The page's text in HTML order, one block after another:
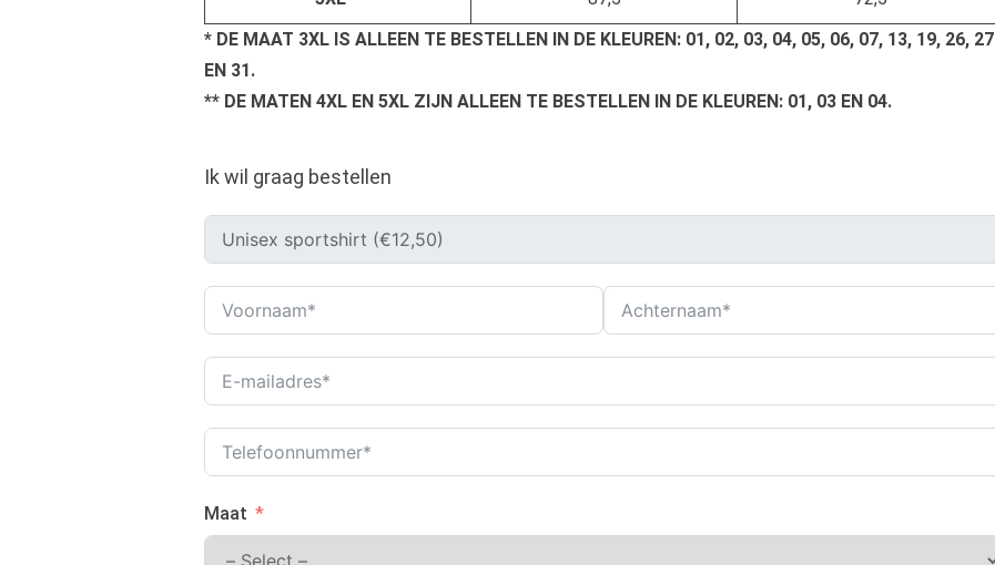
* DE MAAT 3XL IS ALLEEN TE BESTELLEN IN DE KLEUREN: 01, 02, 03, 04, 05, 06, 07, 13, 19, 26, 27
EN 31.
** DE MATEN 4XL EN 5XL ZIJN ALLEEN TE BESTELLEN IN DE KLEUREN: 01, 03 EN 04.
Ik wil graag bestellen
Maat